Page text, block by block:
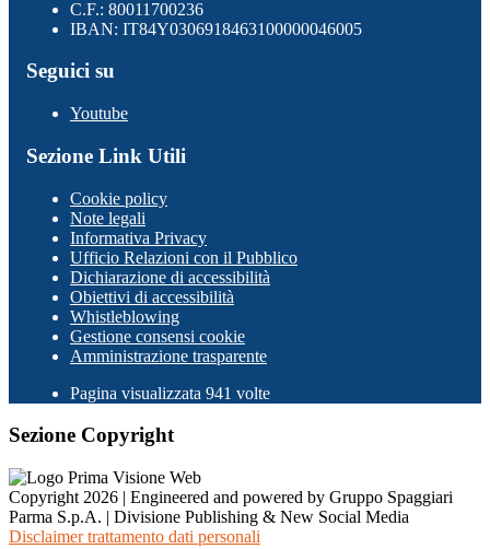
C.F.: 80011700236
IBAN: IT84Y0306918463100000046005
Seguici su
Youtube
Sezione Link Utili
Cookie policy
Note legali
Informativa Privacy
Ufficio Relazioni con il Pubblico
Dichiarazione di accessibilità
Obiettivi di accessibilità
Whistleblowing
Gestione consensi cookie
Amministrazione trasparente
Pagina visualizzata 941 volte
Sezione Copyright
Copyright 2026 | Engineered and powered by Gruppo Spaggiari
Parma S.p.A. | Divisione Publishing & New Social Media
Disclaimer trattamento dati personali